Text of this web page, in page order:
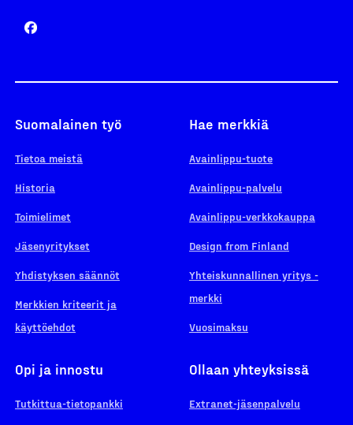
Suomalainen työ
Tietoa meistä
Historia
Toimielimet
Jäsenyritykset
Yhdistyksen säännöt
Merkkien kriteerit ja
käyttöehdot
Hae merkkiä
Avainlippu-tuote
Avainlippu-palvelu
Avainlippu-verkkokauppa
Design from Finland
Yhteiskunnallinen yritys -
merkki
Vuosimaksu
Opi ja innostu
Tutkittua-tietopankki
Ollaan yhteyksissä
Extranet-jäsenpalvelu